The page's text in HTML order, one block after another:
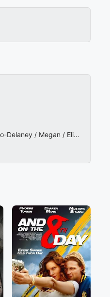
罗根·马歇尔-格林 / 芙蕾达·平托 / 罗伯特·约翰·伯克 / 萨拉·明妮奇 / Mark / Sivertsen / 哈耶斯·哈格罗夫 / Bonita / King / Yvette / Fazio-Delaney / Megan / Elisabeth / Kelly / 克林特·奥本钦 / David / DeLao / Brandon / Root / Josh / Horton